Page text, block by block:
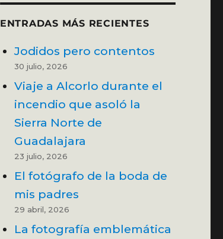
ENTRADAS MÁS RECIENTES
Jodidos pero contentos
30 julio, 2026
Viaje a Alcorlo durante el
incendio que asoló la
Sierra Norte de
Guadalajara
23 julio, 2026
El fotógrafo de la boda de
mis padres
29 abril, 2026
La fotografía emblemática